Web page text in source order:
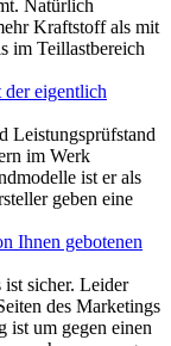
Natürlich
Kraftstoff als mit
im Teillastbereich
der eigentlich
Leistungsprüfstand
im Werk
ist er als
geben eine
Ihnen gebotenen
ist sicher. Leider
des Marketings
ist um gegen einen